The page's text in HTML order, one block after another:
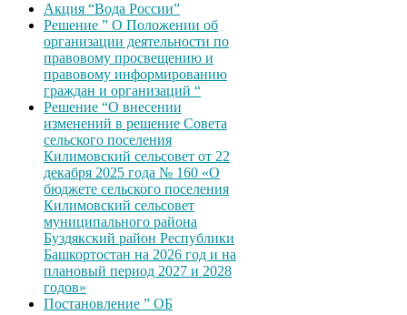
Акция “Вода России”
Решение ” О Положении об
организации деятельности по
правовому просвещению и
правовому информированию
граждан и организаций “
Решение “О внесении
изменений в решение Совета
сельского поселения
Килимовский сельсовет от 22
декабря 2025 года № 160 «О
бюджете сельского поселения
Килимовский сельсовет
муниципального района
Буздякский район Республики
Башкортостан на 2026 год и на
плановый период 2027 и 2028
годов»
Постановление ” ОБ